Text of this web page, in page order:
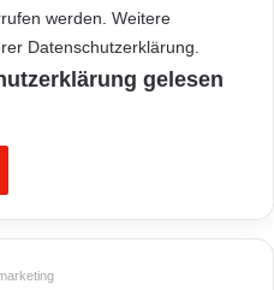
werden. Weitere
Datenschutzerklärung
gelesen